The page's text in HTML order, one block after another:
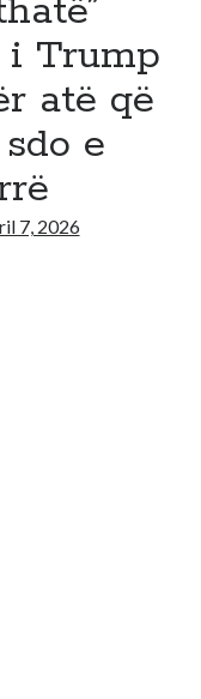
i Trump
atë që
e
7, 2026